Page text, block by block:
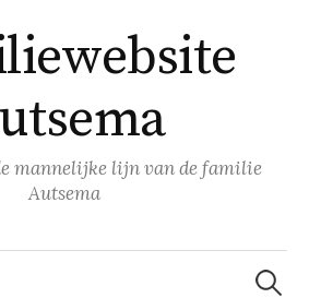
mannelijke lijn van de familie
Autsema
Zoeken
naar: